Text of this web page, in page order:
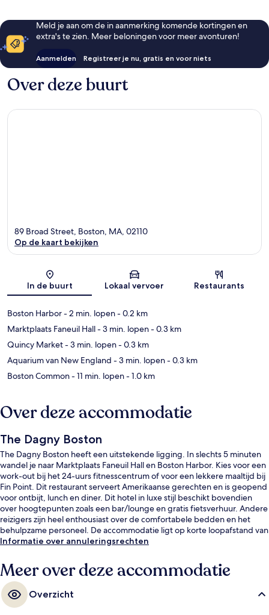
Meld je aan om de in aanmerking komende kortingen en
extra's te zien. Meer beloningen voor meer avonturen!
Aanmelden Registreer je nu, gratis en voor niets
Over deze buurt
Kaart
89 Broad Street, Boston, MA, 02110
Op de kaart bekijken
In de buurt Lokaal vervoer Restaurants
Boston Harbor- 2 min. lopen- 0.2 km
Marktplaats Faneuil Hall- 3 min. lopen- 0.3 km
Quincy Market- 3 min. lopen- 0.3 km
Aquarium van New England - 3 min. lopen- 0.3 km
Boston Common- 11 min. lopen- 1.0 km
Over deze accommodatie
The Dagny Boston
The Dagny Boston heeft een uitstekende ligging. In slechts 5 minuten
wandel je naar Marktplaats Faneuil Hall en Boston Harbor. Kies voor een
work-out bij het 24-uurs fitnesscentrum of voor een lekkere maaltijd bij
Fin Point. Dit restaurant serveert Amerikaanse gerechten en is geopend
voor ontbijt, lunch en diner. Dit hotel in luxe stijl beschikt bovendien
over hoogtepunten zoals een bar/lounge en gratis fietsverhuur. Andere
reizigers zijn heel enthousiast over de comfortabele bedden en het
behulpzame personeel. De accommodatie ligt op korte loopafstand van
het openbaar vervoer: het is 5 minuten lopen naar Metrostation
Informatie over annuleringsrechten
Meer over deze accommodatie
Overzicht